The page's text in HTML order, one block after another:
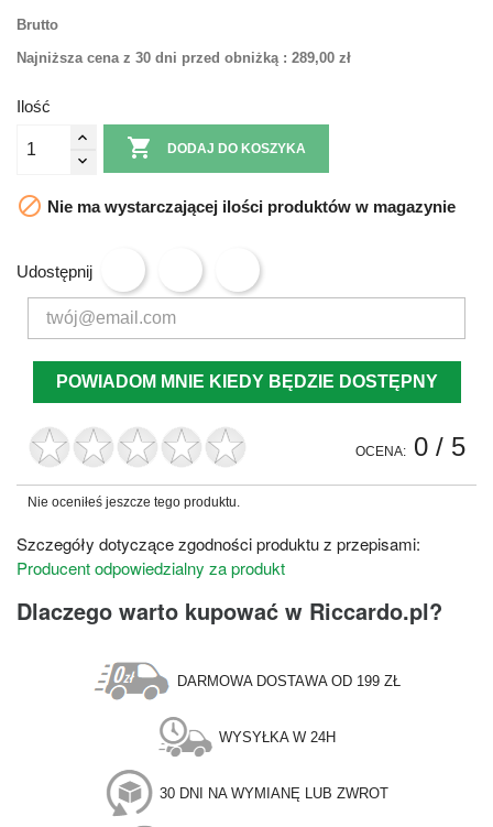
Brutto
Najniższa cena z 30 dni przed obniżką : 289,00 zł
Ilość
 DODAJ DO KOSZYKA
 Nie ma wystarczającej ilości produktów w magazynie
Udostępnij
POWIADOM MNIE KIEDY BĘDZIE DOSTĘPNY
OCENA: 0 / 5
Nie oceniłeś jeszcze tego produktu.
Szczegóły dotyczące zgodności produktu z przepisami:
Producent odpowiedzialny za produkt
Dlaczego warto kupować w Riccardo.pl?
DARMOWA DOSTAWA OD 199 ZŁ
WYSYŁKA W 24H
30 DNI NA WYMIANĘ LUB ZWROT